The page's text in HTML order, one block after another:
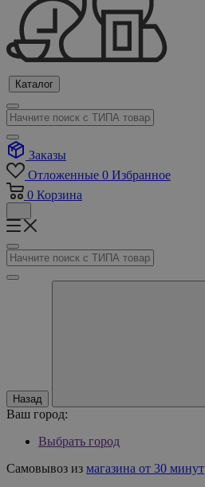
Каталог
Заказы
Отложенные 0 Избранное
0 Корзина
Назад
Ваш город:
Выбрать город
Самовывоз из магазина от 30 минут